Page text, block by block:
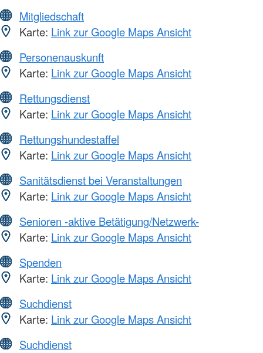
Mitgliedschaft
Karte: Link zur Google Maps Ansicht
Personenauskunft
Karte: Link zur Google Maps Ansicht
Rettungsdienst
Karte: Link zur Google Maps Ansicht
Rettungshundestaffel
Karte: Link zur Google Maps Ansicht
Sanitätsdienst bei Veranstaltungen
Karte: Link zur Google Maps Ansicht
Senioren -aktive Betätigung/Netzwerk-
Karte: Link zur Google Maps Ansicht
Spenden
Karte: Link zur Google Maps Ansicht
Suchdienst
Karte: Link zur Google Maps Ansicht
Suchdienst